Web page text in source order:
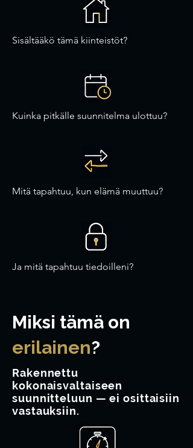
Sisältääkö tämä kiinteistöt?
Kuinka pitkälle suunnitelma ulottuu?
Mitä tapahtuu, kun elämä muuttuu?
Ja mitä tapahtuu tiedoilleni?
Miksi tämä on
erilainen?
Rakennettu
kokonaisvaltaiseen
suunnitteluun — ei osittaisiin
vastauksiin.